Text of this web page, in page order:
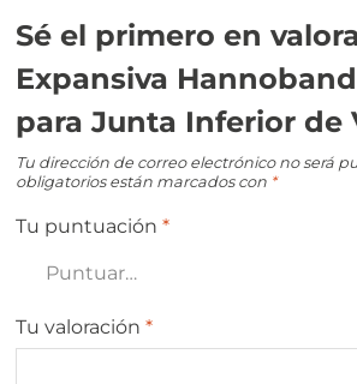
Sé el primero en
Expansiva
para Junta Inferior de
Tu dirección de correo electrónico no será
obligatorios están marcados con *
Tu puntuación *
Tu valoración *